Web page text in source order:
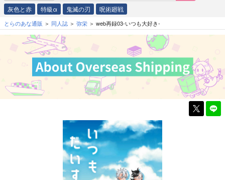
灰色と赤 特級α 鬼滅の刃 呪術廻戦
とらのあな通販 同人誌 弥栄 web再録03-いつも大好き-